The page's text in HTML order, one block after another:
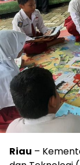
Riau –